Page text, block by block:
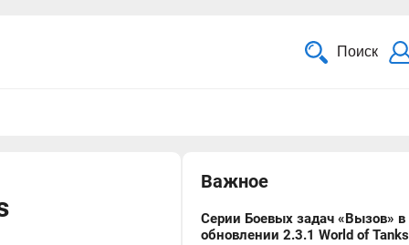
Поиск
Важное
Серии Боевых задач «Вызов» в
обновлении 2.3.1 World of Tanks